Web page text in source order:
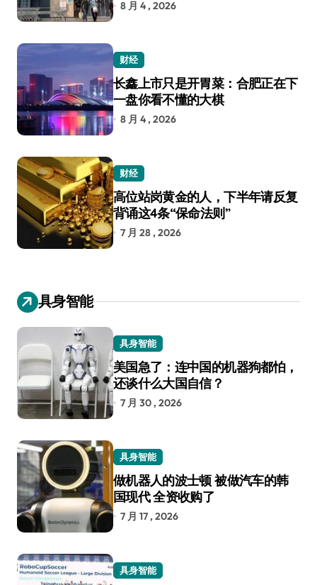
8 月 4 , 2026
财经
长鑫上市只是开胃菜：合肥正在下
一盘你看不懂的大棋
8 月 4 , 2026
财经
高位站岗黄金的人，下半年请反复
背诵这4条“保命法则”
7 月 28 , 2026
具身智能
具身智能
美国急了：连中国的机器狗都怕，
还谈什么大国自信？
7 月 30 , 2026
具身智能
做机器人的波士顿 被做汽车的韩
国现代 全资收购了
7 月 17 , 2026
具身智能